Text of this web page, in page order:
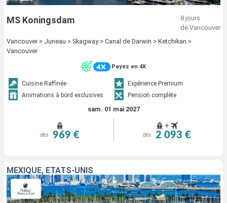
MS Koningsdam
8 jours
de Vancouver
Vancouver > Juneau > Skagway > Canal de Darwin > Ketchikan >
Vancouver
Payez en 4X
Cuisine Raffinée
Expérience Premium
Animations à bord exclusives
Pension complète
sam. 01 mai 2027
dès 969 €
+
dès 2 093 €
MEXIQUE, ÉTATS-UNIS